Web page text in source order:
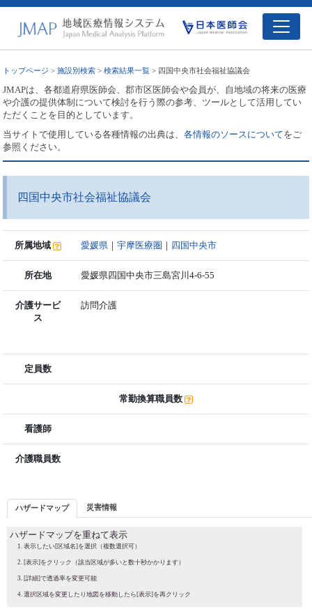
トップページ >施設別検索 >検索結果一覧 > 四国中央市社会福祉協議会
JMAPは、各都道府県医師会、郡市区医師会や会員が、自地域の将来の医療
や介護の提供体制について検討を行う際の参考、ツールとして活用してい
ただくことを目的としています。
当サイトで使用している各種情報の出典は、各情報のソースについてをご
参照ください。
四国中央市社会福祉協議会
所属地域 愛媛県 ｜宇摩医療圏 ｜ 四国中央市
所在地 愛媛県四国中央市三島宮川4-6-55
介護サービ
ス
訪問介護
定員数
常勤換算職員数
看護師
介護職員数
ハザードマップ 災害情報
ハザードマップを重ねて表示
表示したい[区域名]を選択（複数選択可）
[表示]をクリック（該当区域が多いと数十秒かかります）
[詳細]で透過率を変更可能
選択区域を変更したり地図を移動したら[表示]を再クリック